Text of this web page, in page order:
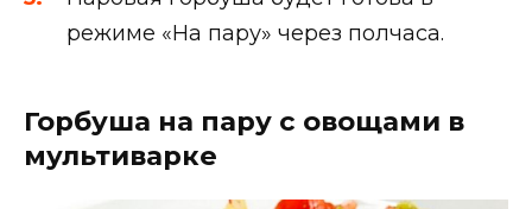
режиме «На пару» через полчаса.
Горбуша на пару с овощами в
мультиварке